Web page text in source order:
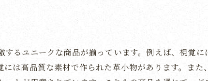
るユニークな商品が揃っています。例えば、視覚
は高品質な素材で作られた革小物があります。ま